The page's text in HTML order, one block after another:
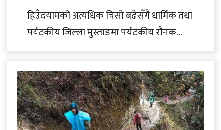
हिउँदयामको अत्यधिक चिसो बढेसँगै धार्मिक तथा
पर्यटकीय जिल्ला मुस्ताङमा पर्यटकीय रौनक